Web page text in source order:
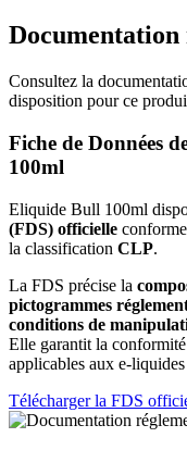
Consultez la
disposition pour ce
Fiche de Données
100ml
Eliquide Bull 100ml
(FDS) officielle
la classification CLP.
La FDS précise la
pictogrammes
conditions de
Elle garantit la
applicables aux e-
Télécharger la FDS